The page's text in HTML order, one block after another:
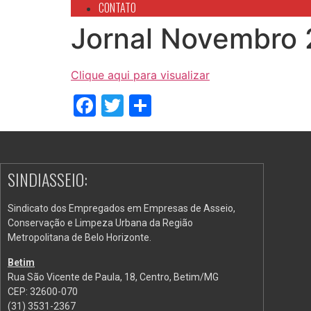
CONTATO
Jornal Novembro
Clique aqui para visualizar
Facebook
Twitter
SINDIASSEIO:
Sindicato dos Empregados em Empresas de Asseio,
Conservação e Limpeza Urbana da Região
Metropolitana de Belo Horizonte.
Betim
Rua São Vicente de Paula, 18, Centro, Betim/MG
CEP: 32600-070
(31) 3531-2367